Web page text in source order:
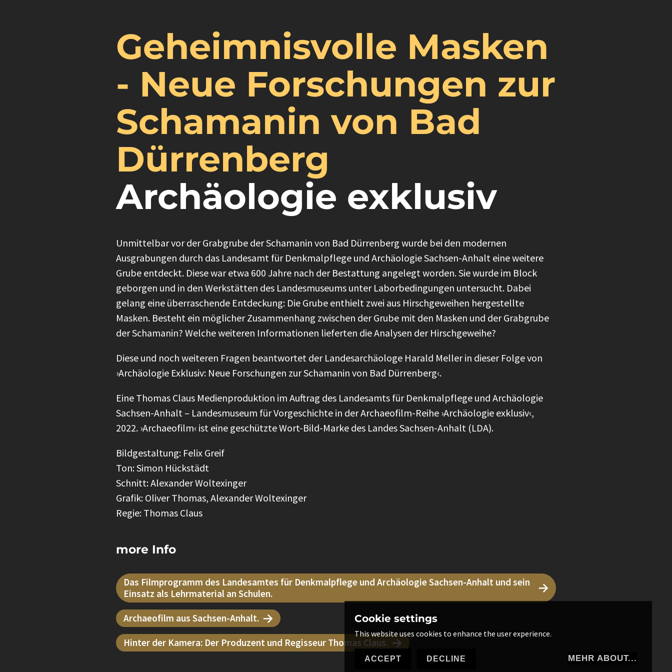
Geheimnisvolle Masken
- Neue Forschungen zur
Schamanin von Bad
Dürrenberg
Archäologie exklusiv
Unmittelbar vor der Grabgrube der Schamanin von Bad Dürrenberg wurde bei den modernen
Ausgrabungen durch das Landesamt für Denkmalpflege und Archäologie Sachsen-Anhalt eine weitere
Grube entdeckt. Diese war etwa 600 Jahre nach der Bestattung angelegt worden. Sie wurde im Block
geborgen und in den Werkstätten des Landesmuseums unter Laborbedingungen untersucht. Dabei
gelang eine überraschende Entdeckung: Die Grube enthielt zwei aus Hirschgeweihen hergestellte
Masken. Besteht ein möglicher Zusammenhang zwischen der Grube mit den Masken und der Grabgrube
der Schamanin? Welche weiteren Informationen lieferten die Analysen der Hirschgeweihe?
Diese und noch weiteren Fragen beantwortet der Landesarchäologe Harald Meller in dieser Folge von
›Archäologie Exklusiv: Neue Forschungen zur Schamanin von Bad Dürrenberg‹.
Eine Thomas Claus Medienproduktion im Auftrag des Landesamts für Denkmalpflege und Archäologie
Sachsen-Anhalt – Landesmuseum für Vorgeschichte in der Archaeofilm-Reihe ›Archäologie exklusiv‹,
2022. ›Archaeofilm‹ ist eine geschützte Wort-Bild-Marke des Landes Sachsen-Anhalt (LDA).
Bildgestaltung: Felix Greif
Ton: Simon Hückstädt
Schnitt: Alexander Woltexinger
Grafik: Oliver Thomas, Alexander Woltexinger
Regie: Thomas Claus
more Info
Das Filmprogramm des Landesamtes für Denkmalpflege und Archäologie Sachsen-Anhalt und sein
Einsatz als Lehrmaterial an Schulen.
Archaeofilm aus Sachsen-Anhalt.
Hinter der Kamera: Der Produzent und Regisseur Thomas Claus.
Cookie settings
This website uses cookies to enhance the user experience.
MEHR ABOUT...
ACCEPT DECLINE